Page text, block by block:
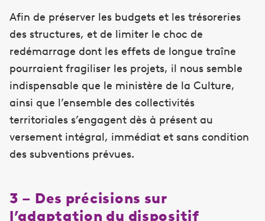
Afin de préserver les budgets et les trésoreries
des structures, et de limiter le choc de
redémarrage dont les effets de longue traîne
pourraient fragiliser les projets, il nous semble
indispensable que le ministère de la Culture,
ainsi que l’ensemble des collectivités
territoriales s’engagent dès à présent au
versement intégral, immédiat et sans condition
des subventions prévues.
3 – Des précisions sur
l’adaptation du dispositif